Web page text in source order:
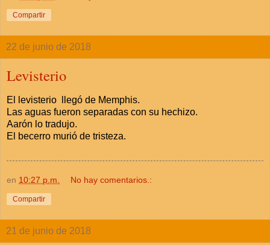
Compartir
22 de junio de 2018
Levisterio
El levisterio llegó de Memphis.
Las aguas fueron separadas con su hechizo.
Aarón lo tradujo.
El becerro murió de tristeza.
en 10:27 p.m. No hay comentarios.:
Compartir
21 de junio de 2018